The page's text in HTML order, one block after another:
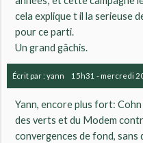
cela explique t il la serieuse
pour ce parti.
Un grand gâchis.
Écrit par :yann 15h31 - mercredi
Yann, encore plus fort:
des verts et du Modem
convergences de fond, sans